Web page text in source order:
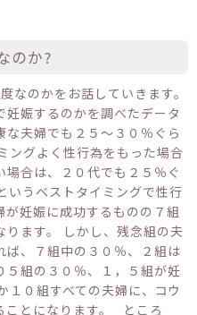
のか?
なのかをお話していきます。
娠するのかを調べたデータ
夫婦でも２５～３０％ぐら
ングよく性行為をもった場合
合は、２０代でも２５％ぐ
いうベストタイミングで性行
妊娠に成功するものの７組
ます。 しかし、残念組の夫
、７組中の３０％、２組は
組の３０％、１，５組が妊
１０組すべての夫婦に、コウ
ことになります。 ところ